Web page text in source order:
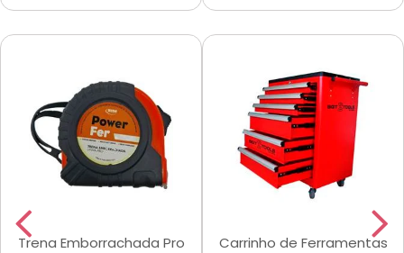
Trena Emborrachada Pro
Carrinho de Ferramentas